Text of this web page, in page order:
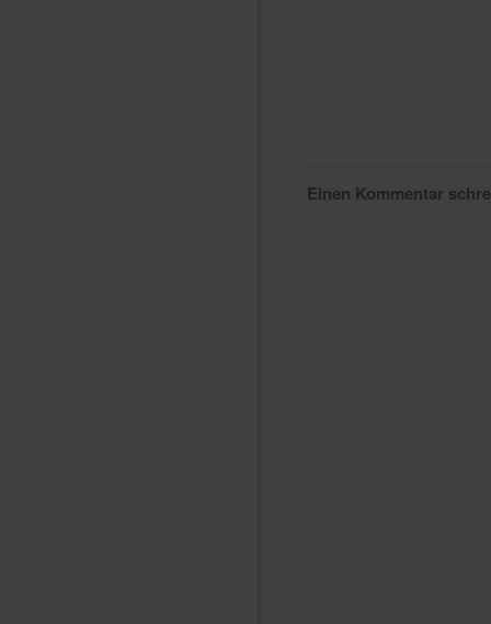
Einen Kommentar